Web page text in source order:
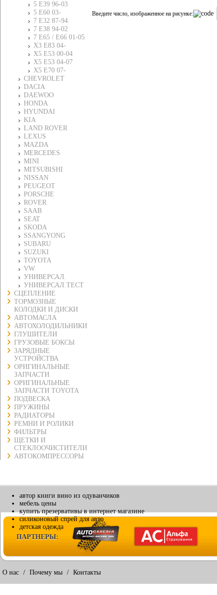
5 E39 96-03
5 E60 03-
7 E32 87-94
7 E38 94-02
7 E65 / E66 01-05
X3 E83 04-
X5 E53 00-04
X5 E53 04-07
X5 E70 07-
CHEVROLET
DACIA
DAEWOO
HONDA
HYUNDAI
KIA
LAND ROVER
LEXUS
MAZDA
MERCEDES
MINI
MITSUBISHI
NISSAN
PEUGEOT
PORSCHE
ROVER
SAAB
SEAT
SKODA
SSANGYONG
SUBARU
SUZUKI
TOYOTA
VW
УНИВЕРСАЛ.
УНИВЕРСАЛ.ТЕСТ
СЦЕПЛЕНИЕ
ТОРМОЗНЫЕ
КОЛОДКИ И ДИСКИ
АВТОМАСЛА
АВТОХОЛОДИЛЬНИКИ
ГЛУШИТЕЛИ
ГРУЗОВЫЕ БОКСЫ
ЗАРЯДНЫЕ
УСТРОЙСТВА
ОРИГИНАЛЬНЫЕ
ЗАПЧАСТИ
ОРИГИНАЛЬНЫЕ
ЗАПЧАСТИ TOYOTA
ПОДВЕСКА
ПРУЖИНЫ
РАДИАТОРЫ
РЕМНИ И РОЛИКИ
ФИЛЬТРЫ
ЩЕТКИ И
СТЕКЛООЧИСТИТЕЛИ
АВТОКОМПРЕССОРЫ
Введите число, изображенное на рисунке:
автор книги вино из одуванчиков
мебель цены
купить презервативы в интернет магазине
силиконовый спрей для авто
детская одежда
ПАРТНЕРЫ:
О нас / Почему мы / Контакты